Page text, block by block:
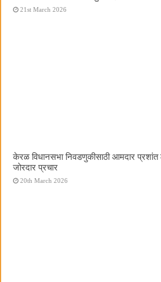
21st March 2026
केरळ विधानसभा निवडणुकीसाठी आमदार
जोरदार प्रचार
20th March 2026